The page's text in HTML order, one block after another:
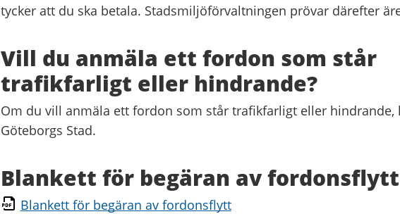
tycker att du ska betala. Stadsmiljöförvaltningen prövar därefter
Vill du anmäla ett fordon som står
trafikfarligt eller hindrande?
Om du vill anmäla ett fordon som står trafikfarligt eller hindrande,
Göteborgs Stad.
Blankett för begäran av fordonsflytt
Blankett för begäran av fordonsflytt